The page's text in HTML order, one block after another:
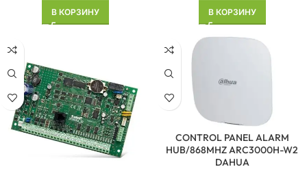
В КОРЗИНУ В КОРЗИНУ
CONTROL PANEL ALARM
HUB/868MHZ ARC3000H-W2
DAHUA